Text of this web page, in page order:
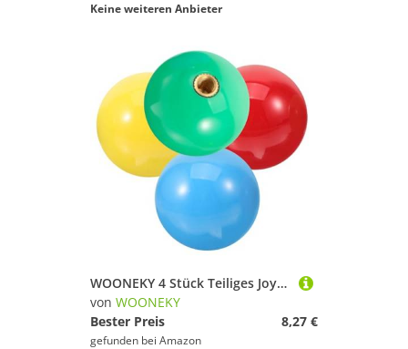
Protektoren von WOONEKY
Trinkflaschen & Trinksysteme von WOONEKY
Lampen von WOONEKY
Messgeräte von WOONEKY
Navigation von WOONEKY
Boxsäcke & Boxzubehör von WOONEKY
Pfeifen von WOONEKY
Sportuhren von WOONEKY
Kampfsportausrüstung von WOONEKY
Keine weiteren Anbieter
WOONEKY 4 Stück Teiliges Joystick Kopf Arcade Spiele Langlebige Bunte Ersatzball köpfe Einfache Montage Kompatibel mit Verschiedenen Game controllern und Simulationen Professionelles
von WOONEKY
Bester Preis
8,27 €
gefunden bei Amazon